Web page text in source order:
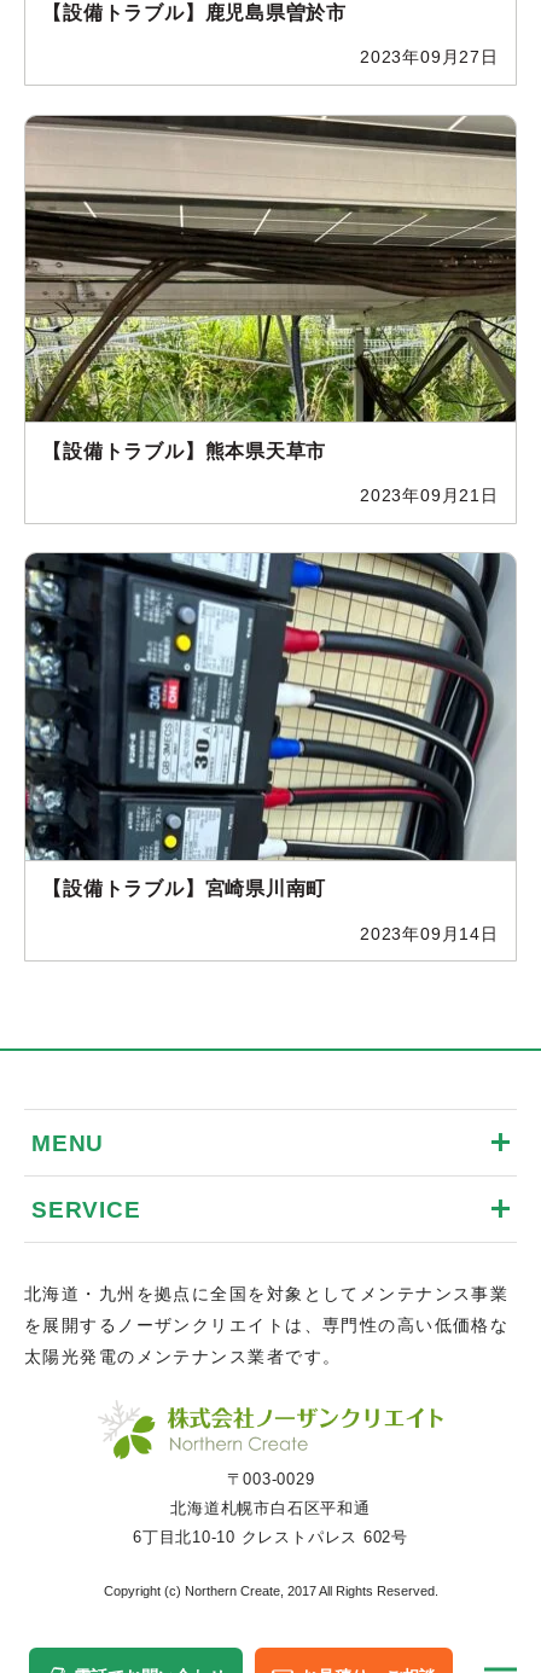
【設備トラブル】鹿児島県曽於市
2023年09月27日
【設備トラブル】熊本県天草市
2023年09月21日
【設備トラブル】宮崎県川南町
2023年09月14日
MENU
SERVICE
北海道・九州を拠点に全国を対象としてメンテナンス事業
を展開するノーザンクリエイトは、専門性の高い低価格な
太陽光発電のメンテナンス業者です。
〒003-0029
北海道札幌市白石区平和通
6丁目北10-10 クレストパレス 602号
Copyright (c) Northern Create, 2017 All Rights Reserved.